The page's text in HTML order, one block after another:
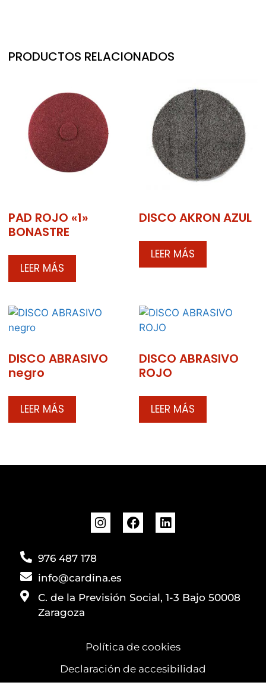
PRODUCTOS RELACIONADOS
PAD ROJO «1»
BONASTRE
LEER MÁS
DISCO AKRON AZUL
LEER MÁS
DISCO ABRASIVO
negro
LEER MÁS
DISCO ABRASIVO
ROJO
LEER MÁS
976 487 178
info@cardina.es
C. de la Previsión Social, 1-3 Bajo 50008
Zaragoza
Política de cookies
Declaración de accesibilidad